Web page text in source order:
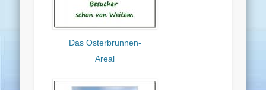
Das Osterbrunnen-
Areal